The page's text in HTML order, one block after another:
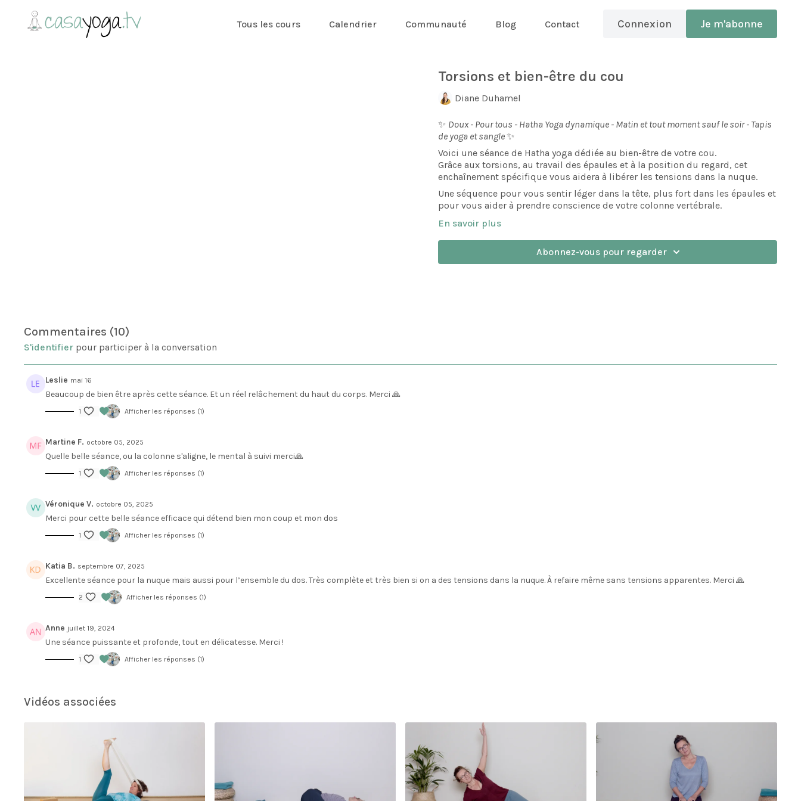
Tous les cours Calendrier Communauté Blog Contact Connexion Je m'abonne
Torsions et bien-être du cou
Diane Duhamel
✨ Doux - Pour tous - Hatha Yoga dynamique - Matin et tout moment sauf le soir - Tapis
de yoga et sangle✨
Voici une séance de Hatha yoga dédiée au bien-être de votre cou.
Grâce aux torsions, au travail des épaules et à la position du regard, cet
enchaînement spécifique vous aidera à libérer les tensions dans la nuque.
Une séquence pour vous sentir léger dans la tête, plus fort dans les épaules et
pour vous aider à prendre conscience de votre colonne vertébrale.
En savoir plus
Abonnez-vous pour regarder
Commentaires (10)
S'identifier pour participer à la conversation
Leslie mai 16
Beaucoup de bien être après cette séance. Et un réel relâchement du haut du corps. Merci 🙏
1 Afficher les réponses (1)
Martine F. octobre 05, 2025
Quelle belle séance, ou la colonne s'aligne, le mental à suivi merci🙏
1 Afficher les réponses (1)
Véronique V. octobre 05, 2025
Merci pour cette belle séance efficace qui détend bien mon coup et mon dos
1 Afficher les réponses (1)
Katia B. septembre 07, 2025
Excellente séance pour la nuque mais aussi pour l’ensemble du dos. Très complète et très bien si on a des tensions dans la nuque. À refaire même sans tensions apparentes. Merci 🙏
2 Afficher les réponses (1)
Anne juillet 19, 2024
Une séance puissante et profonde, tout en délicatesse. Merci !
1 Afficher les réponses (1)
Vidéos associées